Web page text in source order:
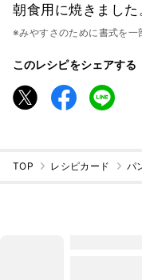
朝食用に焼きました
※みやすさのために書式を一
このレシピをシェアする
TOP レシピカード パ